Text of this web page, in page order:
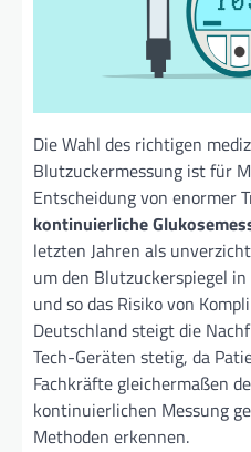
Die Wahl des richtigen
Blutzuckermessung ist für
Entscheidung von enormer
kontinuierliche
letzten Jahren als
um den Blutzuckerspiegel
und so das Risiko von
Deutschland steigt die
Tech-Geräten stetig, da
Fachkräfte gleichermaßen
kontinuierlichen Messung
Methoden erkennen.